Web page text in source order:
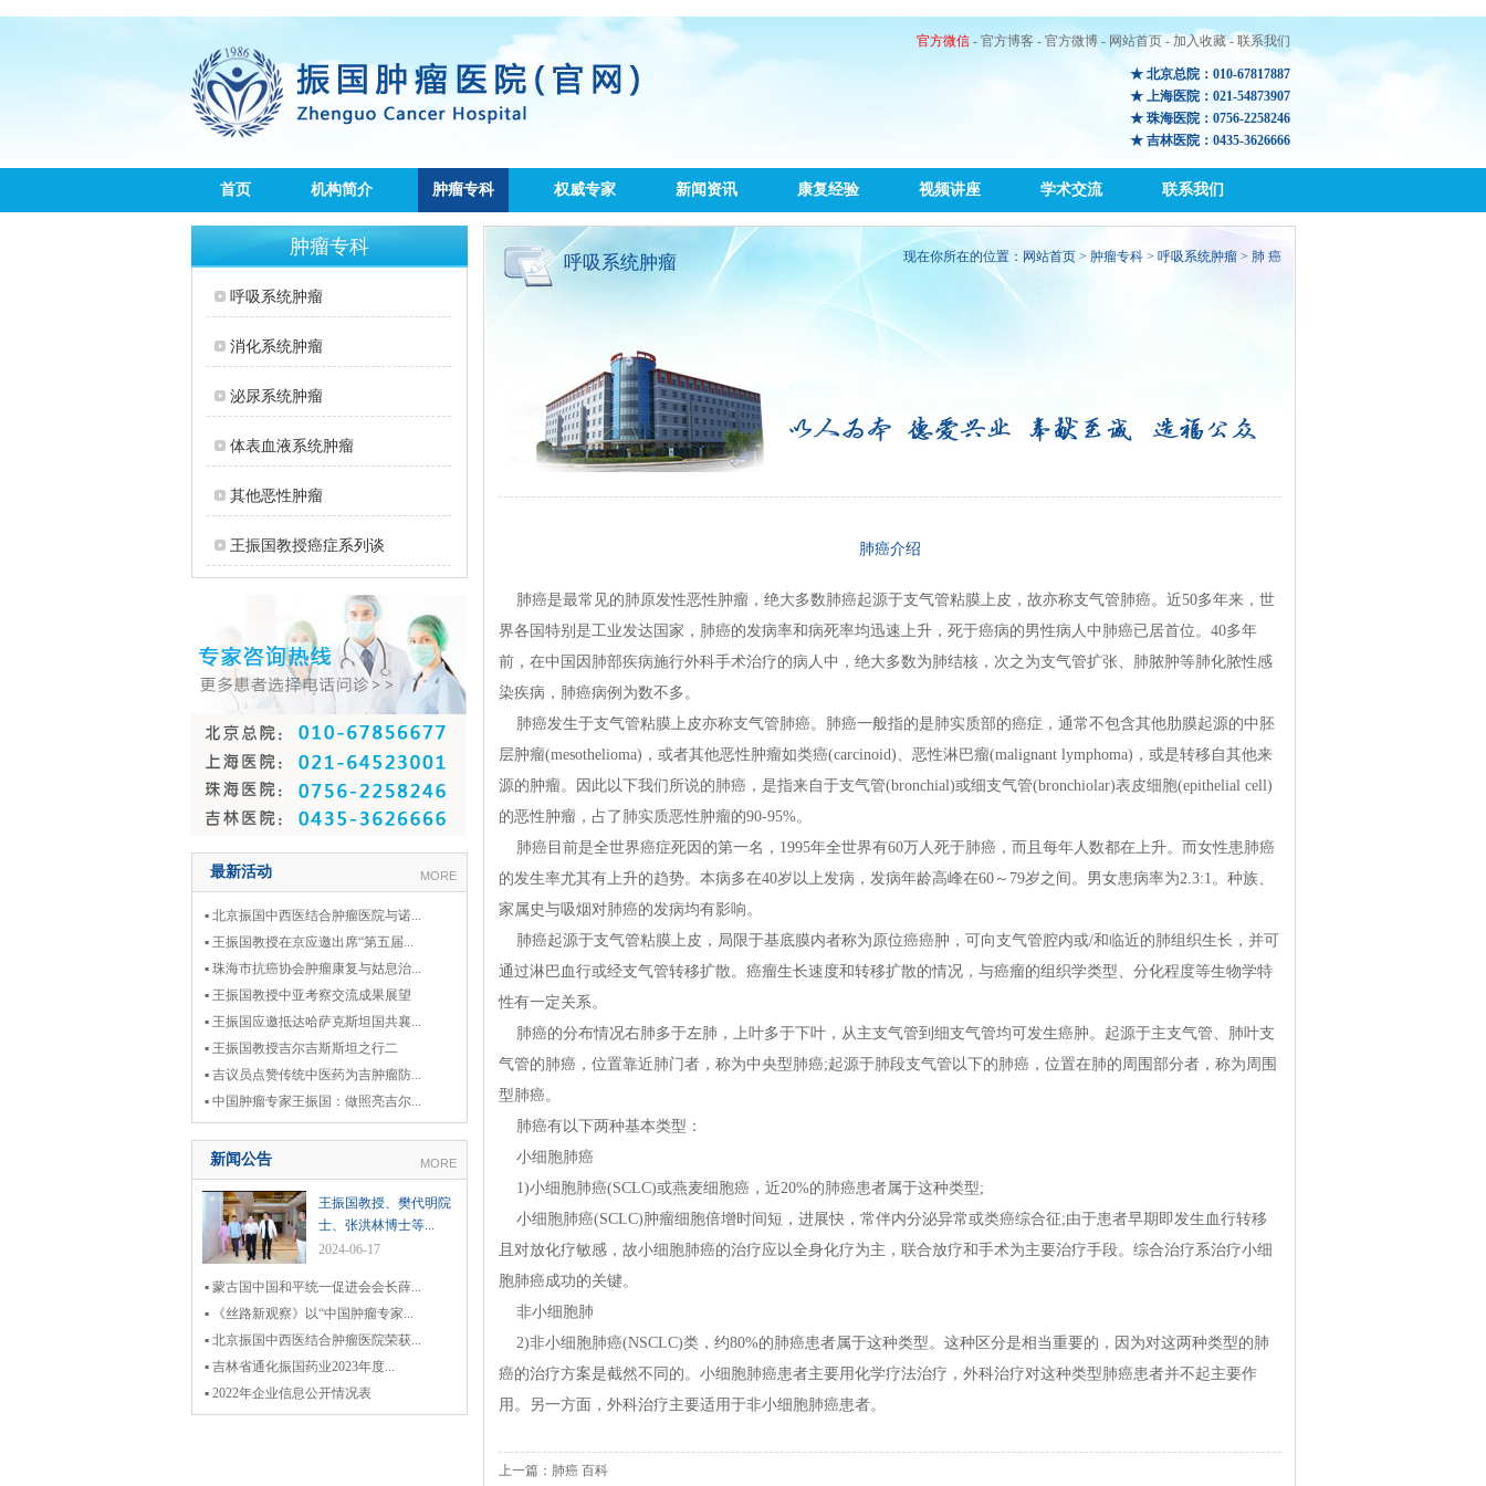
官方微信- 官方博客 - 官方微博- 网站首页- 加入收藏- 联系我们
★ 北京总院：010-67817887
★ 上海医院：021-54873907
★ 珠海医院：0756-2258246
★ 吉林医院：0435-3626666
首页 机构简介 肿瘤专科 权威专家 新闻资讯 康复经验 视频讲座 学术交流 联系我们
肿瘤专科
呼吸系统肿瘤
消化系统肿瘤
泌尿系统肿瘤
体表血液系统肿瘤
其他恶性肿瘤
王振国教授癌症系列谈
最新活动 MORE
▪ 北京振国中西医结合肿瘤医院与诺...
▪ 王振国教授在京应邀出席“第五届...
▪ 珠海市抗癌协会肿瘤康复与姑息治...
▪ 王振国教授中亚考察交流成果展望
▪ 王振国应邀抵达哈萨克斯坦国共襄...
▪ 王振国教授吉尔吉斯斯坦之行二
▪ 吉议员点赞传统中医药为吉肿瘤防...
▪ 中国肿瘤专家王振国：做照亮吉尔...
新闻公告 MORE
王振国教授、樊代明院
士、张洪林博士等...
2024-06-17
▪ 蒙古国中国和平统一促进会会长薛...
▪ 《丝路新观察》以“中国肿瘤专家...
▪ 北京振国中西医结合肿瘤医院荣获...
▪ 吉林省通化振国药业2023年度...
▪ 2022年企业信息公开情况表
呼吸系统肿瘤 现在你所在的位置： 网站首页 > 肿瘤专科 > 呼吸系统肿瘤 > 肺 癌
肺癌介绍
肺癌是最常见的肺原发性恶性肿瘤，绝大多数肺癌起源于支气管粘膜上皮，故亦称支气管肺癌。近50多年来，世
界各国特别是工业发达国家，肺癌的发病率和病死率均迅速上升，死于癌病的男性病人中肺癌已居首位。40多年
前，在中国因肺部疾病施行外科手术治疗的病人中，绝大多数为肺结核，次之为支气管扩张、肺脓肿等肺化脓性感
染疾病，肺癌病例为数不多。
肺癌发生于支气管粘膜上皮亦称支气管肺癌。肺癌一般指的是肺实质部的癌症，通常不包含其他肋膜起源的中胚
层肿瘤(mesothelioma)，或者其他恶性肿瘤如类癌(carcinoid)、恶性淋巴瘤(malignant lymphoma)，或是转移自其他来
源的肿瘤。因此以下我们所说的肺癌，是指来自于支气管(bronchial)或细支气管(bronchiolar)表皮细胞(epithelial cell)
的恶性肿瘤，占了肺实质恶性肿瘤的90-95%。
肺癌目前是全世界癌症死因的第一名，1995年全世界有60万人死于肺癌，而且每年人数都在上升。而女性患肺癌
的发生率尤其有上升的趋势。本病多在40岁以上发病，发病年龄高峰在60～79岁之间。男女患病率为2.3:1。种族、
家属史与吸烟对肺癌的发病均有影响。
肺癌起源于支气管粘膜上皮，局限于基底膜内者称为原位癌癌肿，可向支气管腔内或/和临近的肺组织生长，并可
通过淋巴血行或经支气管转移扩散。癌瘤生长速度和转移扩散的情况，与癌瘤的组织学类型、分化程度等生物学特
性有一定关系。
肺癌的分布情况右肺多于左肺，上叶多于下叶，从主支气管到细支气管均可发生癌肿。起源于主支气管、肺叶支
气管的肺癌，位置靠近肺门者，称为中央型肺癌;起源于肺段支气管以下的肺癌，位置在肺的周围部分者，称为周围
型肺癌。
肺癌有以下两种基本类型：
小细胞肺癌
1)小细胞肺癌(SCLC)或燕麦细胞癌，近20%的肺癌患者属于这种类型;
小细胞肺癌(SCLC)肿瘤细胞倍增时间短，进展快，常伴内分泌异常或类癌综合征;由于患者早期即发生血行转移
且对放化疗敏感，故小细胞肺癌的治疗应以全身化疗为主，联合放疗和手术为主要治疗手段。综合治疗系治疗小细
胞肺癌成功的关键。
非小细胞肺
2)非小细胞肺癌(NSCLC)类，约80%的肺癌患者属于这种类型。这种区分是相当重要的，因为对这两种类型的肺
癌的治疗方案是截然不同的。小细胞肺癌患者主要用化学疗法治疗，外科治疗对这种类型肺癌患者并不起主要作
用。另一方面，外科治疗主要适用于非小细胞肺癌患者。
上一篇： 肺癌 百科